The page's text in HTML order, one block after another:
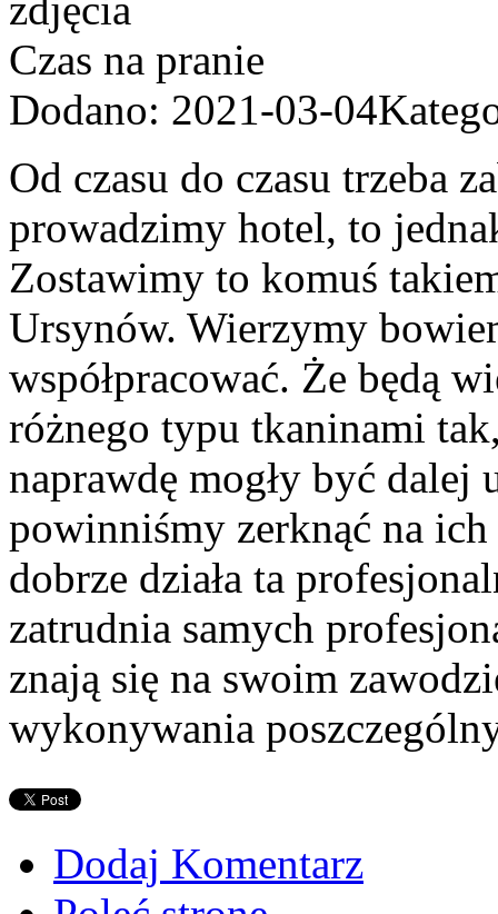
Czas na pranie
Dodano: 2021-03-04
Od czasu do czasu trzeba
prowadzimy hotel, to
Zostawimy to komuś
Ursynów. Wierzymy
współpracować. Że będą
różnego typu tkaninami
naprawdę mogły być dalej
powinniśmy zerknąć na
dobrze działa ta
zatrudnia samych
znają się na swoim
wykonywania
Dodaj Komentarz